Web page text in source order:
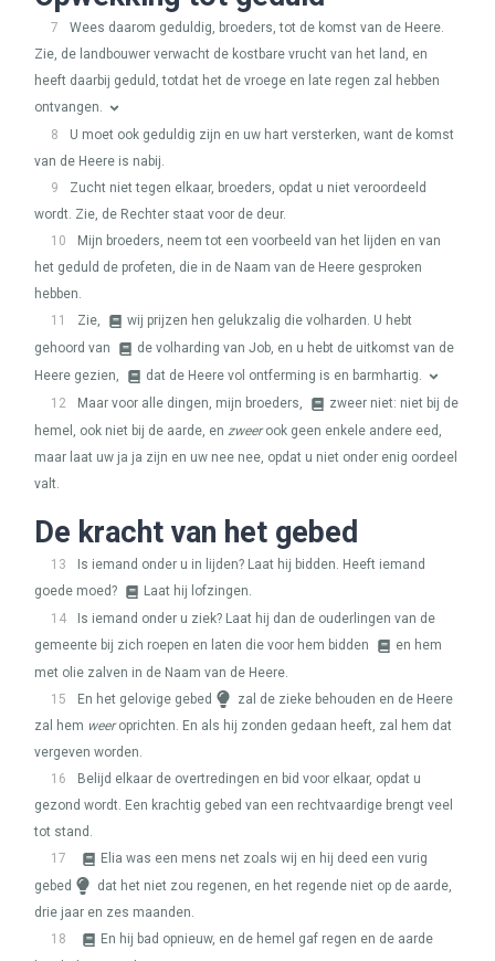
7
Wees daarom geduldig, broeders, tot de komst van de Heere.
Zie, de landbouwer verwacht de kostbare vrucht van het land, en
heeft daarbij geduld, totdat het de vroege en late regen zal hebben
ontvangen.
8
U moet ook geduldig zijn en uw hart versterken, want de komst
van de Heere is nabij.
9
Zucht niet tegen elkaar, broeders, opdat u niet veroordeeld
wordt. Zie, de Rechter staat voor de deur.
10
Mijn broeders, neem tot een voorbeeld van het lijden en van
het geduld de profeten, die in de Naam van de Heere gesproken
hebben.
11
Zie,
wij prijzen hen gelukzalig die volharden. U hebt
gehoord van
de volharding van Job, en u hebt de uitkomst van de
Heere gezien,
dat de Heere vol ontferming is en barmhartig.
12
Maar voor alle dingen, mijn broeders,
zweer niet: niet bij de
hemel, ook niet bij de aarde, en zweerook geen enkele andere eed,
maar laat uw ja ja zijn en uw nee nee, opdat u niet onder enig oordeel
valt.
De kracht van het gebed
13
Is iemand onder u in lijden? Laat hij bidden. Heeft iemand
goede moed?
Laat hij lofzingen.
14
Is iemand onder u ziek? Laat hij dan de ouderlingen van de
gemeente bij zich roepen en laten die voor hem bidden
en hem
met olie zalven in de Naam van de Heere.
15
En het gelovige gebed
zal de zieke behouden en de Heere
zal hem weeroprichten. En als hij zonden gedaan heeft, zal hem dat
vergeven worden.
16
Belijd elkaar de overtredingen en bid voor elkaar, opdat u
gezond wordt. Een krachtig gebed van een rechtvaardige brengt veel
tot stand.
17
Elia was een mens net zoals wij en hij deed een vurig
gebed
dat het niet zou regenen, en het regende niet op de aarde,
drie jaar en zes maanden.
18
En hij bad opnieuw, en de hemel gaf regen en de aarde